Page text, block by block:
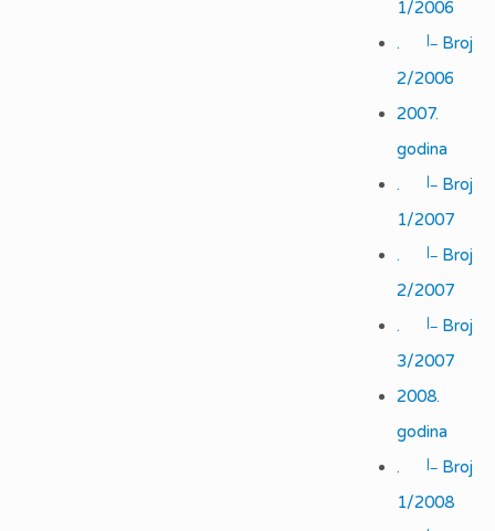
1/2006
.
|_ Broj
2/2006
2007.
godina
.
|_ Broj
1/2007
.
|_ Broj
2/2007
.
|_ Broj
3/2007
2008.
godina
.
|_ Broj
1/2008